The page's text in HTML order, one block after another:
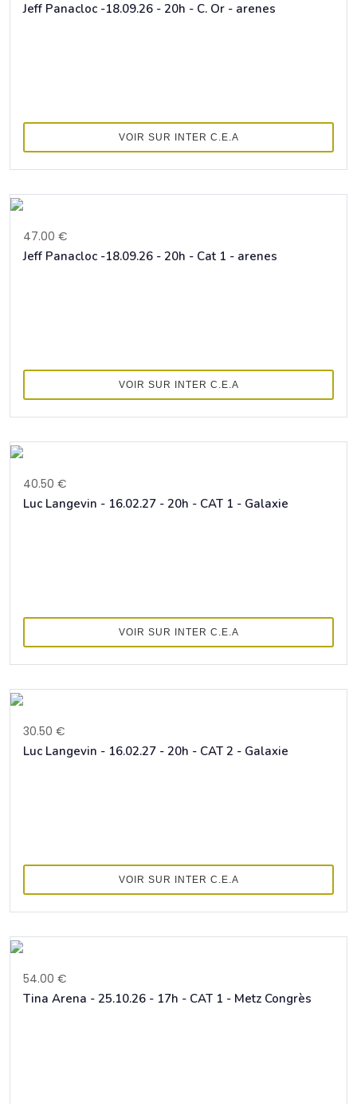
Jeff Panacloc -18.09.26 - 20h - C. Or - arenes
VOIR SUR INTER C.E.A
47.00 €
Jeff Panacloc -18.09.26 - 20h - Cat 1 - arenes
VOIR SUR INTER C.E.A
40.50 €
Luc Langevin - 16.02.27 - 20h - CAT 1 - Galaxie
VOIR SUR INTER C.E.A
30.50 €
Luc Langevin - 16.02.27 - 20h - CAT 2 - Galaxie
VOIR SUR INTER C.E.A
54.00 €
Tina Arena - 25.10.26 - 17h - CAT 1 - Metz Congrès